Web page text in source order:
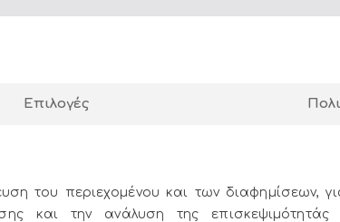
Επιλογές
του περιεχομένου και των διαφημίσεων,
και την ανάλυση της